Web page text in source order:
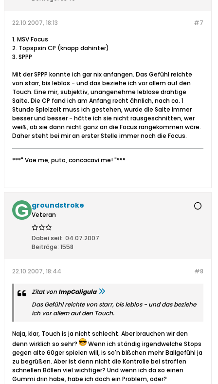
#7
22.10.2007, 18:13
1. MSV Focus
2. Topspsin CP (knapp dahinter)
3. SPPP
Mit der SPPP konnte ich gar nix anfangen. Das Gefühl reichte
von starr, bis leblos - und das beziehe ich vor allem auf den
Touch. Eine mir, subjektiv, unangenehme leblose drahtige
Saite. Die CP fand ich am Anfang recht ähnlich, nach ca. 1
Stunde Spielzeit muss ich gestehen, wurde die Saite immer
besser und besser - hätte ich sie nicht rausgeschnitten, wer
weiß, ob sie dann nicht ganz an die Focus rangekommen wäre.
Daher steht bei mir an erster Stelle immer noch die Focus.
***" Vae me, puto, concacavi me! "***
groundstroke
Veteran
Dabei seit: 04.07.2007
Beiträge: 1558
#8
22.10.2007, 18:44
Zitat vonImpCaligula
Das Gefühl reichte von starr, bis leblos - und das beziehe
ich vor allem auf den Touch.
Naja, klar, Touch is ja nicht schlecht. Aber brauchen wir den
denn wirklich so sehr?
Wenn ich ständig irgendwelche Stops
gegen alte 60ger spielen will, is so'n bißchen mehr Ballgefühl ja
zu begrüßen. Aber ist denn nicht die Kontrolle bei straffen
schnellen Bällen viel wichtiger? Und wenn ich da so einen
Gummi drin habe, habe ich doch ein Problem, oder?